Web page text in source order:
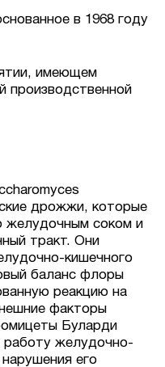
в 1968 году
имеющем
производственной
дрожжи, которые
желудочным соком и
тракт. Они
кишечного
баланс флоры
реакцию на
факторы
Буларди
желудочно-
его